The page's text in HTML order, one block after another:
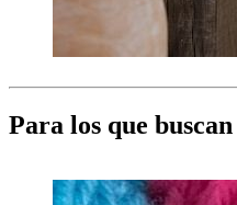
Para los que